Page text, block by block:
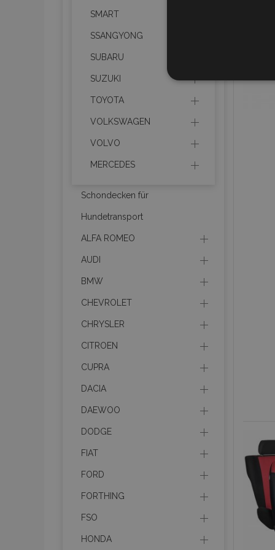
SMART
SSANGYONG
SUBARU
SUZUKI
TOYOTA
VOLKSWAGEN
VOLVO
MERCEDES
Schondecken für
Hundetransport
ALFA ROMEO
AUDI
BMW
CHEVROLET
CHRYSLER
CITROEN
CUPRA
DACIA
DAEWOO
DODGE
FIAT
FORD
FORTHING
FSO
HONDA
Unbedingt erforderliche
Kontoverwaltung. Ohne
section_data_ids
mage-cache-sessid
product_data_storage
X-Magento-Vary